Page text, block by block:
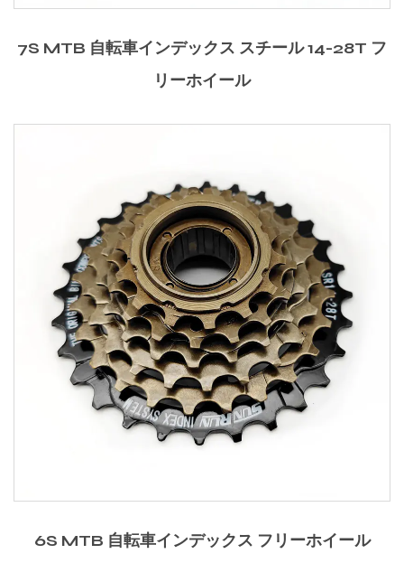
7S MTB 自転車インデックス スチール 14-28T フ
リーホイール
6S MTB 自転車インデックス フリーホイール